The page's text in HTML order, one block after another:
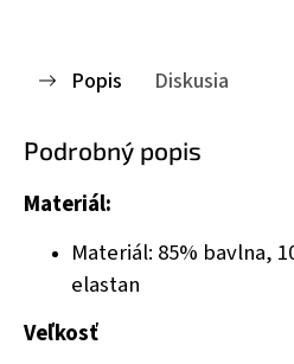
Popis Diskusia
Podrobný popis
Materiál:
Materiál: 85% bavlna,
elastan
Veľkosť